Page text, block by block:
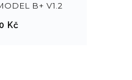
B+ V1.2
Kč